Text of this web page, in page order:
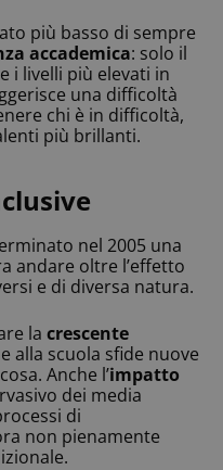
più basso di sempre
accademica: solo il
i livelli più elevati in
una difficoltà
chi è in difficoltà,
più brillanti.
nel 2005 una
andare oltre l’effetto
e di diversa natura.
la crescente
alla scuola sfide nuove
Anche l’impatto
dei media
di
non pienamente